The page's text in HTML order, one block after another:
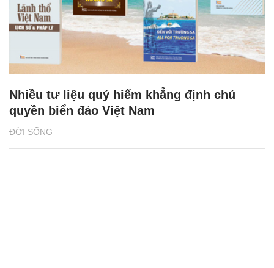
ĐỜI SỐNG
Nhiều tư liệu quý hiếm khẳng định chủ
quyền biển đảo Việt Nam